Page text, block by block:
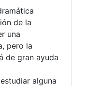
de la
una
pero la
de gran ayuda
alguna